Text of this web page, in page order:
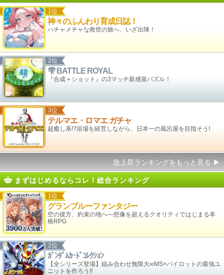
1位
神々のふんわり育成日誌！
ハチャメチャな救世の旅へ、いざ出陣！
2位
雫 BATTLE ROYAL
『合成＋ショット』の3マッチ新感覚パズル！
3位
テルマエ・ロマエ ガチャ
超癒し系!?浴場を経営しながら、日本一の風呂屋を目指そう!
急上昇ランキングをもっと見る ▶
まずはじめるならコレ！総合ランキング
1位
グランブルーファンタジー
空の彼方、約束の地へ―想像を超えるクオリティではじまる本
格RPG
2位
ｶﾞﾝﾀﾞﾑｶｰﾄﾞｺﾚｸｼｮﾝ
【全シリーズ登場】組み合わせ無限大∞MS×パイロットの最強ユ
ニットを作ろう!!